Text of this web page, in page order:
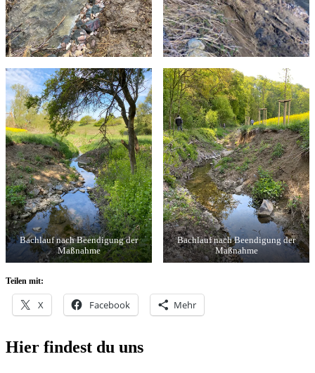
Bachlauf nach Beendigung der
Maßnahme
Bachlauf nach Beendigung der
Maßnahme
Teilen mit:
X Facebook Mehr
Hier findest du uns